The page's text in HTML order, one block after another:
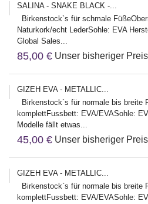
SALINA - SNAKE BLACK -...
Birkenstock`s für schmale
Naturkork/echt LederSohle: EVA
Global Sales...
85,00 € Unser bisheriger Preis
GIZEH EVA - METALLIC...
Birkenstock`s für normale bis breite
komplettFussbett: EVA/EVASohle:
Modelle fällt etwas...
45,00 € Unser bisheriger Preis
GIZEH EVA - METALLIC...
Birkenstock`s für normale bis breite
komplettFussbett: EVA/EVASohle: